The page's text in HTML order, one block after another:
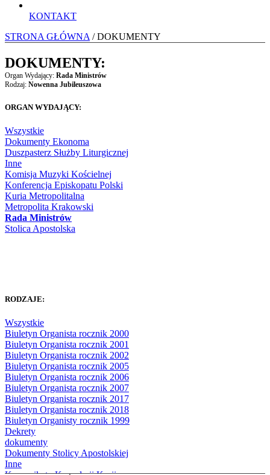
KONTAKT
STRONA GŁÓWNA / DOKUMENTY
DOKUMENTY:
Organ Wydający: Rada Ministrów
Rodzaj: Nowenna Jubileuszowa
ORGAN WYDAJĄCY:
Wszystkie
Dokumenty Ekonoma
Duszpasterz Służby Liturgicznej
Inne
Komisja Muzyki Kościelnej
Konferencja Episkopatu Polski
Kuria Metropolitalna
Metropolita Krakowski
Rada Ministrów
Stolica Apostolska
RODZAJE:
Wszystkie
Biuletyn Organista rocznik 2000
Biuletyn Organista rocznik 2001
Biuletyn Organista rocznik 2002
Biuletyn Organista rocznik 2005
Biuletyn Organista rocznik 2006
Biuletyn Organista rocznik 2007
Biuletyn Organista rocznik 2017
Biuletyn Organista rocznik 2018
Biuletyn Organisty rocznik 1999
Dekrety
dokumenty
Dokumenty Stolicy Apostolskiej
Inne